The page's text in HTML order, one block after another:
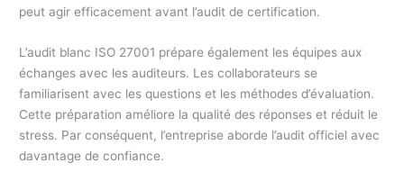
peut agir efficacement avant l’audit de certification.
L’audit blanc ISO 27001 prépare également les équipes aux
échanges avec les auditeurs. Les collaborateurs se
familiarisent avec les questions et les méthodes d’évaluation.
Cette préparation améliore la qualité des réponses et réduit le
stress. Par conséquent, l’entreprise aborde l’audit officiel avec
davantage de confiance.